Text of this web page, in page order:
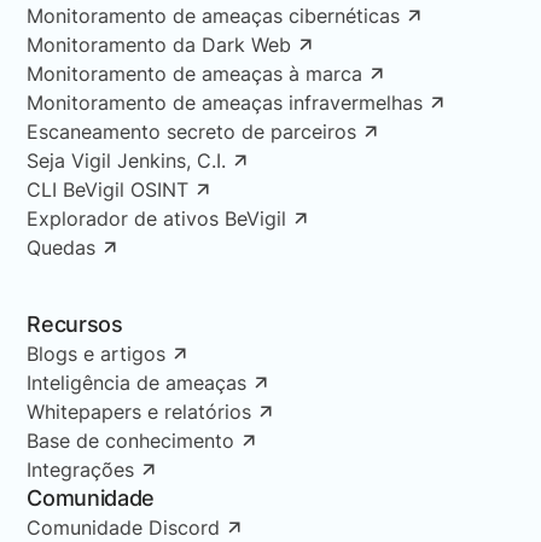
Monitoramento de ameaças cibernéticas
Monitoramento da Dark Web
Monitoramento de ameaças à marca
Monitoramento de ameaças infravermelhas
Escaneamento secreto de parceiros
Seja Vigil Jenkins, C.I.
CLI BeVigil OSINT
Explorador de ativos BeVigil
Quedas
Recursos
Blogs e artigos
Inteligência de ameaças
Whitepapers e relatórios
Base de conhecimento
Integrações
Comunidade
Comunidade Discord